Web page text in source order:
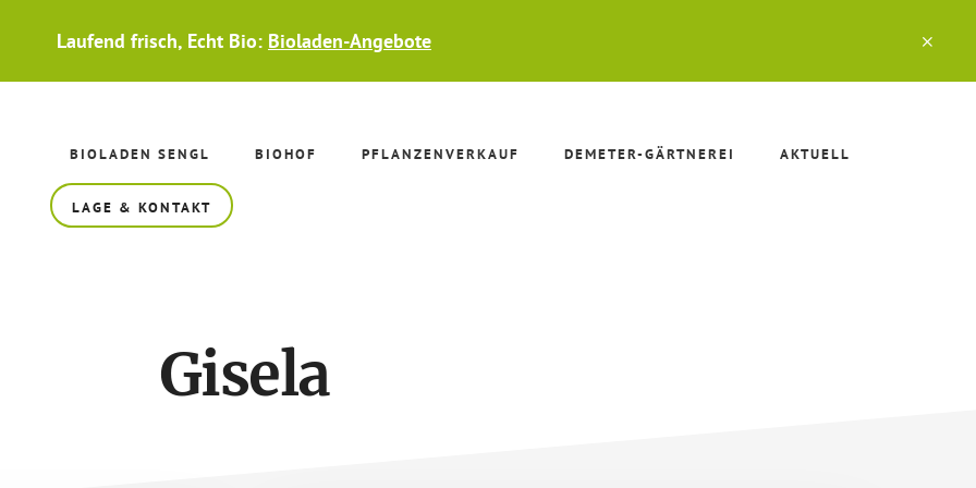
Laufend frisch, Echt Bio: Bioladen-Angebote
BIOLADEN SENGL BIOHOF PFLANZENVERKAUF DEMETER-GÄRTNEREI AKTUELL
LAGE & KONTAKT
Gisela